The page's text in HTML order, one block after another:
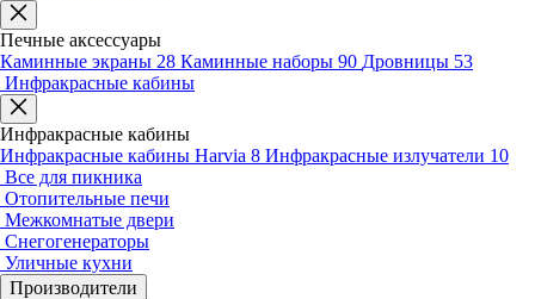
Печные аксессуары
Каминные экраны 28 Каминные наборы 90 Дровницы 53
Инфракрасные кабины
Инфракрасные кабины
Инфракрасные кабины Harvia 8 Инфракрасные излучатели 10
Все для пикника
Отопительные печи
Межкомнатые двери
Снегогенераторы
Уличные кухни
Производители